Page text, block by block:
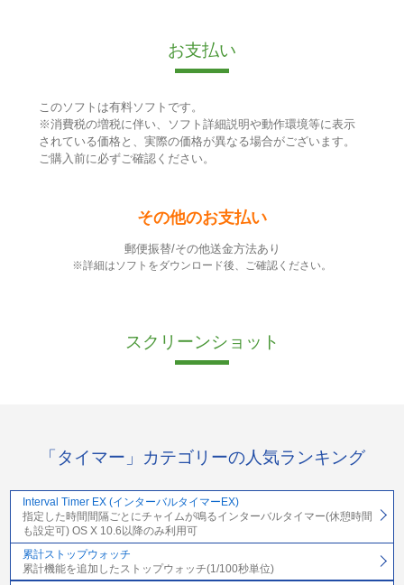
お支払い
このソフトは有料ソフトです。
※消費税の増税に伴い、ソフト詳細説明や動作環境等に表示
されている価格と、実際の価格が異なる場合がございます。
ご購入前に必ずご確認ください。
その他のお支払い
郵便振替/その他送金方法あり
※詳細はソフトをダウンロード後、ご確認ください。
スクリーンショット
「タイマー」カテゴリーの人気ランキング
Interval Timer EX (インターバルタイマーEX)
指定した時間間隔ごとにチャイムが鳴るインターバルタイマー(休憩時間
も設定可) OS X 10.6以降のみ利用可
累計ストップウォッチ
累計機能を追加したストップウォッチ(1/100秒単位)